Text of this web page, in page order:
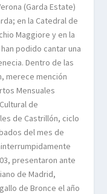
(Garda Estate)
en la Catedral de
Maggiore y en la
podido cantar una
Dentro de las
merece mención
Mensuales
de
de Castrillón, ciclo
del mes de
presentaron ante
de Madrid,
de Bronce el año